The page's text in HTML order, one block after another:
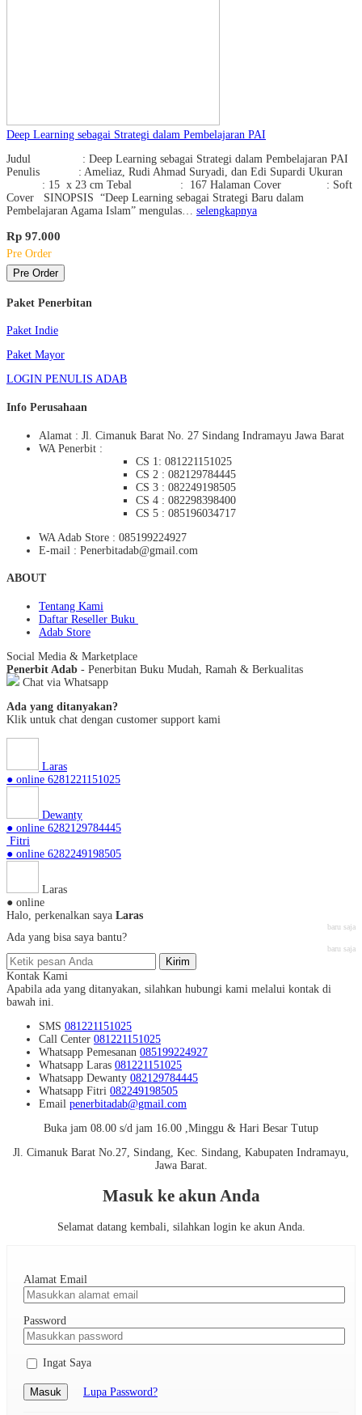
Deep Learning sebagai Strategi dalam Pembelajaran PAI
Judul : Deep Learning sebagai Strategi dalam Pembelajaran PAI
Penulis : Ameliaz, Rudi Ahmad Suryadi, dan Edi Supardi Ukuran
: 15 x 23 cm Tebal : 167 Halaman Cover : Soft
Cover SINOPSIS “Deep Learning sebagai Strategi Baru dalam
Pembelajaran Agama Islam” mengulas… selengkapnya
Rp 97.000
Pre Order
Pre Order
Paket Penerbitan
Paket Indie
Paket Mayor
LOGIN PENULIS ADAB
Info Perusahaan
Alamat : Jl. Cimanuk Barat No. 27 Sindang Indramayu Jawa Barat
WA Penerbit :
CS 1: 081221151025
CS 2 : 082129784445
CS 3 : 082249198505
CS 4 : 082298398400
CS 5 : 085196034717
WA Adab Store : 085199224927
E-mail : Penerbitadab@gmail.com
ABOUT
Tentang Kami
Daftar Reseller Buku
Adab Store
Social Media & Marketplace
Penerbit Adab - Penerbitan Buku Mudah, Ramah & Berkualitas
Chat via Whatsapp
Ada yang ditanyakan?
Klik untuk chat dengan customer support kami
Laras
● online 6281221151025
Dewanty
● online 6282129784445
Fitri
● online 6282249198505
Laras
● online
Halo, perkenalkan saya Laras
baru saja
Ada yang bisa saya bantu?
baru saja
Kirim
Kontak Kami
Apabila ada yang ditanyakan, silahkan hubungi kami melalui kontak di
bawah ini.
SMS 081221151025
Call Center 081221151025
Whatsapp Pemesanan 085199224927
Whatsapp Laras 081221151025
Whatsapp Dewanty 082129784445
Whatsapp Fitri 082249198505
Email penerbitadab@gmail.com
Buka jam 08.00 s/d jam 16.00 ,Minggu & Hari Besar Tutup
Jl. Cimanuk Barat No.27, Sindang, Kec. Sindang, Kabupaten Indramayu,
Jawa Barat.
Masuk ke akun Anda
Selamat datang kembali, silahkan login ke akun Anda.
Alamat Email
Password
Ingat Saya
Masuk Lupa Password?